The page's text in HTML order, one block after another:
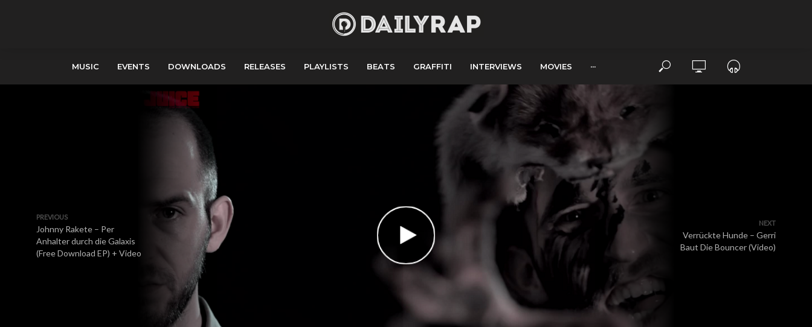
MUSIC EVENTS DOWNLOADS RELEASES PLAYLISTS BEATS GRAFFITI INTERVIEWS MOVIES ···
PREVIOUS
Johnny Rakete – Per
Anhalter durch die Galaxis
(Free Download EP) + Video
NEXT
Verrückte Hunde – Gerri
Baut Die Bouncer (Video)